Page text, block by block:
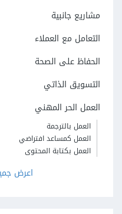
مشاريع جانبية
التعامل مع العملاء
الحفاظ على الصحة
التسويق الذاتي
العمل الحر المهني
العمل بالترجمة
العمل كمساعد افتراضي
العمل بكتابة المحتوى
اعرض